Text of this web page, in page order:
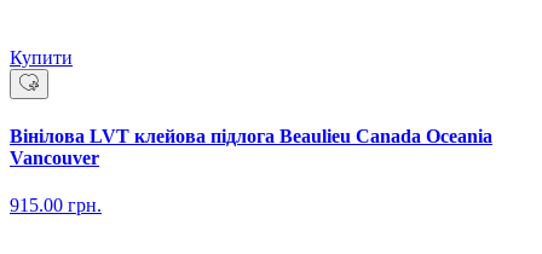
Купити
Вінілова LVT клейова підлога Beaulieu Canada Oceania
Vancouver
915.00 грн.